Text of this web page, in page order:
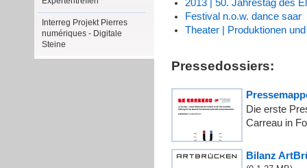
Interreg Projekt Pierres
numériques - Digitale
Steine
2013 | 50. Jahrestag des
Festival n.o.w. dance saar
Theater | Produktionen
Pressedossiers:
Die erste
Carreau in
Bilanz